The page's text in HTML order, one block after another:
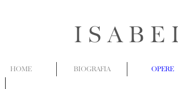
HOME BIOGRAFIA OPERE